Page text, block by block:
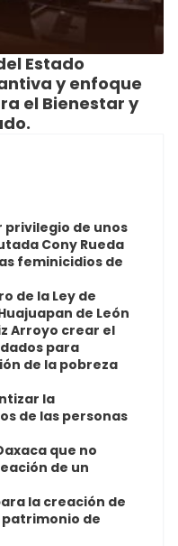
Estado
y enfoque
el Bienestar y
privilegio de unos
Cony Rueda
feminicidios de
de la Ley de
de León
Arroyo crear el
para
de la pobreza
la
de las personas
que no
de un
la creación de
de